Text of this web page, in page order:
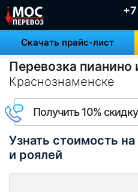
Скачать прайс-лист
Перевозка пианино
Краснознаменске
Получить 10%
Узнать стоимость
и роялей